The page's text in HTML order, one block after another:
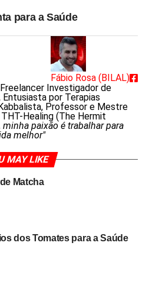
para a Saúde
Fábio Rosa (BILAL)
Investigador de
por Terapias
Professor e Mestre
Healing (The Hermit
minha paixão é trabalhar para
melhor"
MAY LIKE
Matcha
dos Tomates para a Saúde